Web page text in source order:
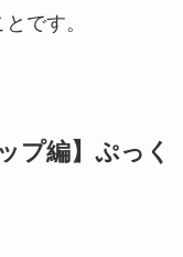
です。
プ編】ぷっく